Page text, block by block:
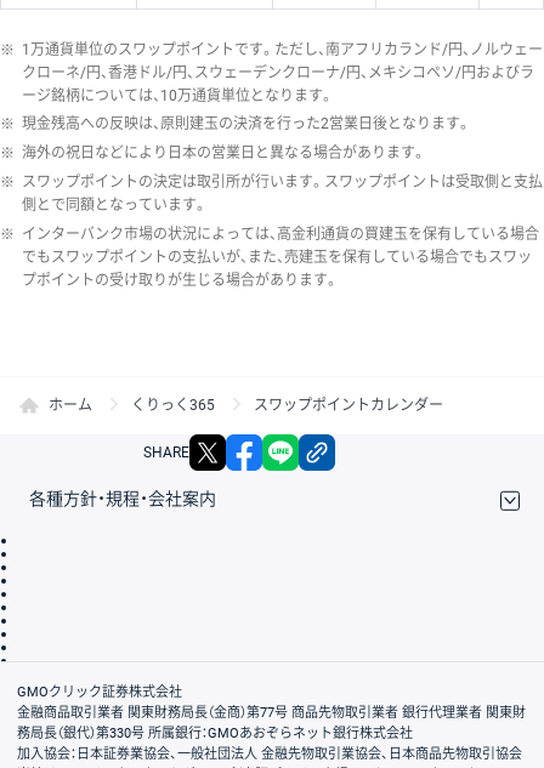
※ 1万通貨単位のスワップポイントです。ただし、南アフリカランド/円、ノルウェー
クローネ/円、香港ドル/円、スウェーデンクローナ/円、メキシコペソ/円およびラ
ージ銘柄については、10万通貨単位となります。
※ 現金残高への反映は、原則建玉の決済を行った2営業日後となります。
※ 海外の祝日などにより日本の営業日と異なる場合があります。
※ スワップポイントの決定は取引所が行います。スワップポイントは受取側と支払
側とで同額となっています。
※ インターバンク市場の状況によっては、高金利通貨の買建玉を保有している場合
でもスワップポイントの支払いが、また、売建玉を保有している場合でもスワッ
プポイントの受け取りが生じる場合があります。
ホーム くりっく365 スワップポイントカレンダー
SHARE X facebook
各種方針・規程・会社案内
会社案内
GMOクリック証券株式会社
金融商品取引業者 関東財務局長（金商）第77号 商品先物取引業者 銀行代理業者 関東財
務局長（銀代）第330号 所属銀行：GMOあおぞらネット銀行株式会社
加入協会：日本証券業協会、一般社団法人 金融先物取引業協会、日本商品先物取引協会